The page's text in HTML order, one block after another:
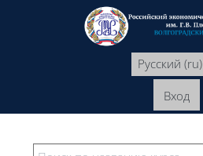
Перейти к основному содержанию
Русский ‎(ru)‎
Вход